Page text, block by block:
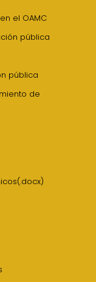
el OAMC
pública
pública
de